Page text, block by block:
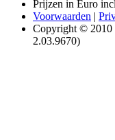
Prijzen in Euro
Voorwaarden |
Copyright © 2010
2.03.9670)